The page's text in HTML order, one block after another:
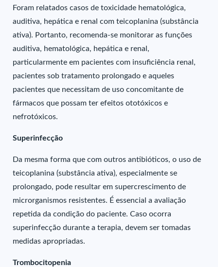
Foram relatados casos de toxicidade hematológica,
auditiva, hepática e renal com teicoplanina (substância
ativa). Portanto, recomenda-se monitorar as funções
auditiva, hematológica, hepática e renal,
particularmente em pacientes com insuficiência renal,
pacientes sob tratamento prolongado e aqueles
pacientes que necessitam de uso concomitante de
fármacos que possam ter efeitos ototóxicos e
nefrotóxicos.
Superinfecção
Da mesma forma que com outros antibióticos, o uso de
teicoplanina (substância ativa), especialmente se
prolongado, pode resultar em supercrescimento de
microrganismos resistentes. É essencial a avaliação
repetida da condição do paciente. Caso ocorra
superinfecção durante a terapia, devem ser tomadas
medidas apropriadas.
Trombocitopenia